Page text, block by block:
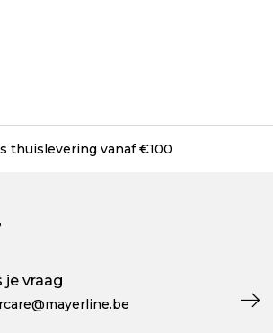
thuislevering vanaf €100
je vraag